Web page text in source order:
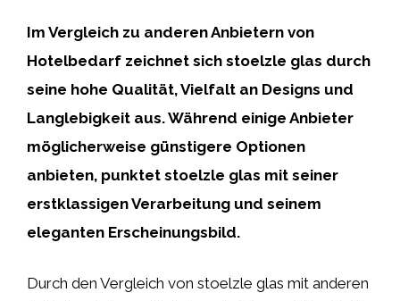
Im Vergleich zu anderen Anbietern von
Hotelbedarf zeichnet sich stoelzle glas durch
seine hohe Qualität, Vielfalt an Designs und
Langlebigkeit aus. Während einige Anbieter
möglicherweise günstigere Optionen
anbieten, punktet stoelzle glas mit seiner
erstklassigen Verarbeitung und seinem
eleganten Erscheinungsbild.
Durch den Vergleich von stoelzle glas mit anderen